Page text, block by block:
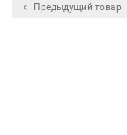
Предыдущий товар